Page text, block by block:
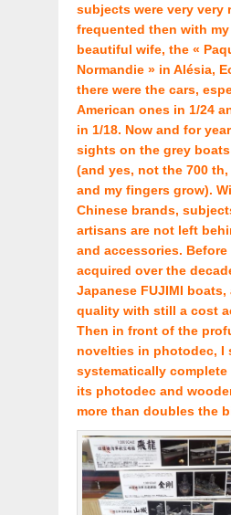
subjects were very very
frequented then with
beautiful wife, the «
Normandie » in Alésia,
there were the cars,
American ones in 1/24
in 1/18. Now and for
sights on the grey boats
(and yes, not the 700
and my fingers grow).
Chinese brands,
artisans are not left
and accessories.
acquired over the
Japanese FUJIMI
quality with still a cost
Then in front of the
novelties in photodec, I
systematically
its photodec and
more than doubles the